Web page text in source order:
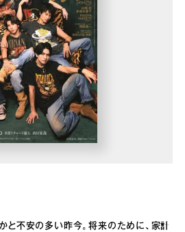
と不安の多い昨今。将来のために、家計